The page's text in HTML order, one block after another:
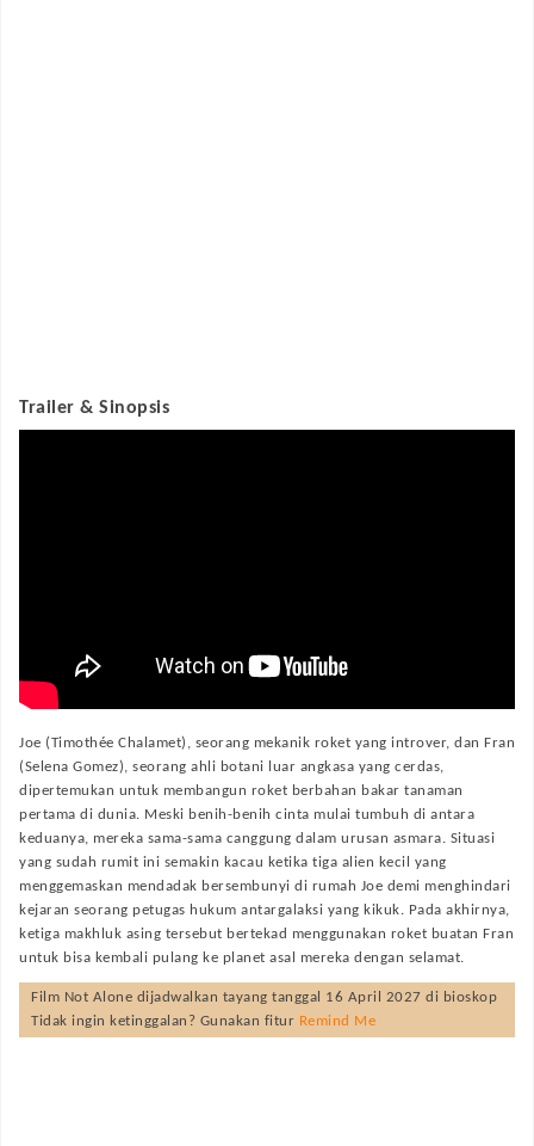
Trailer & Sinopsis
Joe (Timothée Chalamet), seorang mekanik roket yang introver, dan Fran
(Selena Gomez), seorang ahli botani luar angkasa yang cerdas,
dipertemukan untuk membangun roket berbahan bakar tanaman
pertama di dunia. Meski benih-benih cinta mulai tumbuh di antara
keduanya, mereka sama-sama canggung dalam urusan asmara. Situasi
yang sudah rumit ini semakin kacau ketika tiga alien kecil yang
menggemaskan mendadak bersembunyi di rumah Joe demi menghindari
kejaran seorang petugas hukum antargalaksi yang kikuk. Pada akhirnya,
ketiga makhluk asing tersebut bertekad menggunakan roket buatan Fran
untuk bisa kembali pulang ke planet asal mereka dengan selamat.
Film Not Alone dijadwalkan tayang tanggal 16 April 2027 di bioskop
Tidak ingin ketinggalan? Gunakan fitur Remind Me